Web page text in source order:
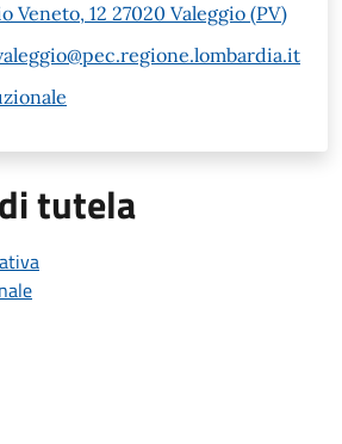
Veneto, 12 27020 Valeggio (PV)
tutela